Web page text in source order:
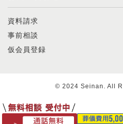
資料請求
事前相談
仮会員登録
© 2024 Seinan. All